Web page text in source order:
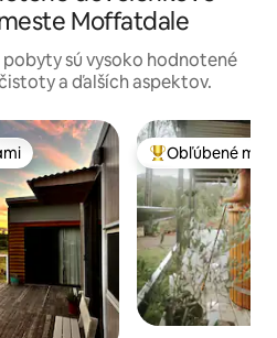
Moffatdale
sú vysoko hodnotené
a ďalších aspektov.
Najobľúbenejšie
Obľúbené